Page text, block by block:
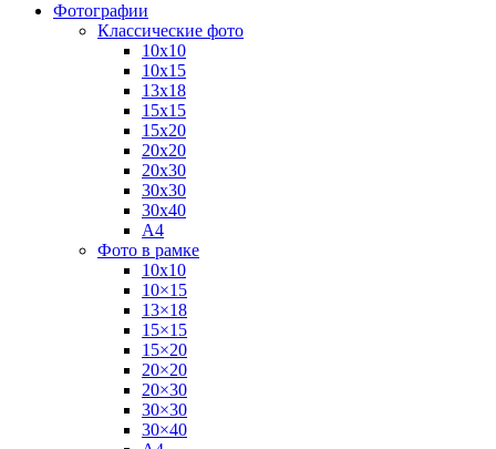
Фотографии
Классические фото
10х10
10х15
13х18
15х15
15х20
20х20
20х30
30х30
30х40
А4
Фото в рамке
10х10
10×15
13×18
15×15
15×20
20×20
20×30
30×30
30×40